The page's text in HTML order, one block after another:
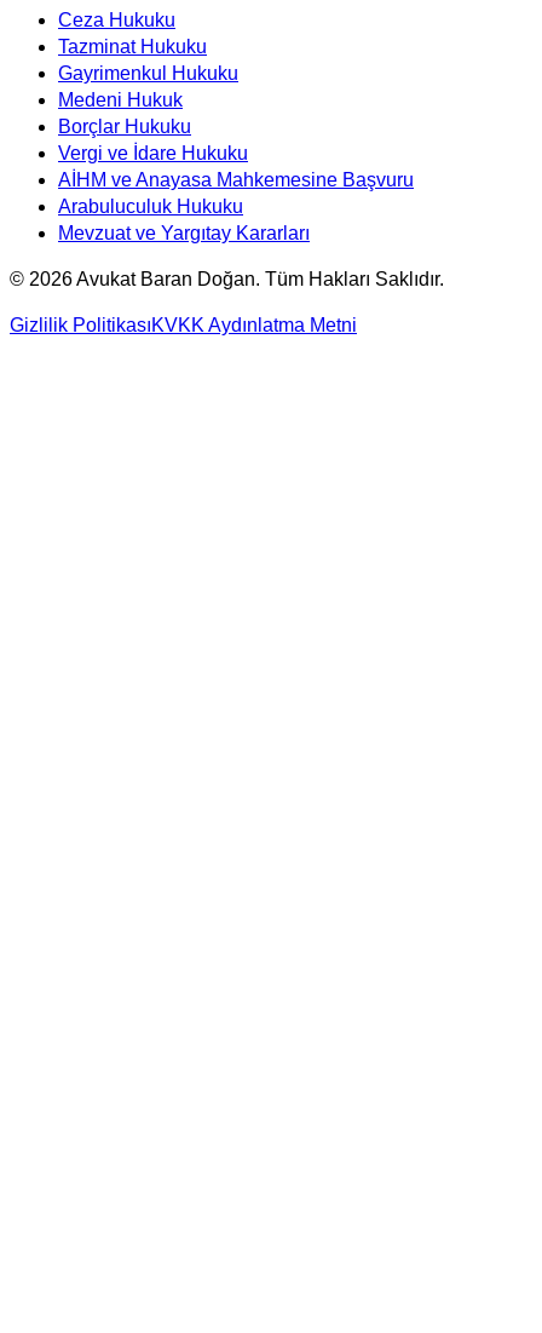
Ceza Hukuku
Tazminat Hukuku
Gayrimenkul Hukuku
Medeni Hukuk
Borçlar Hukuku
Vergi ve İdare Hukuku
AİHM ve Anayasa Mahkemesine Başvuru
Arabuluculuk Hukuku
Mevzuat ve Yargıtay Kararları
© 2026Avukat Baran Doğan. Tüm Hakları Saklıdır.
Gizlilik PolitikasıKVKK Aydınlatma Metni